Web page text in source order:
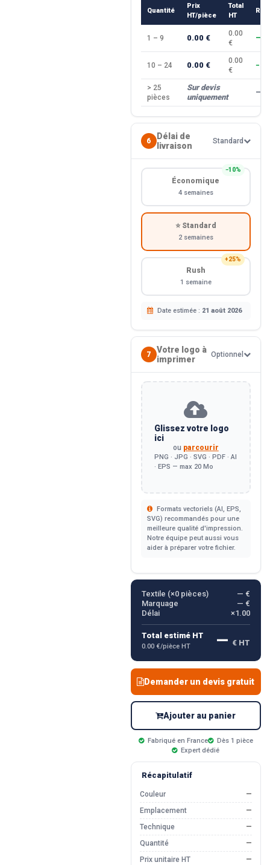
Quantité
Prix
HT/pièce
Total
HT
1 – 9 0.00 €
0.00
€
—
10 – 24 0.00 €
0.00
€
> 25
pièces
Sur devis
uniquement
—
6
Délai de
livraison
Standard
−10%
Économique
4 semaines
⭐ Standard
2 semaines
+25%
Rush
1 semaine
Date estimée : 21 août 2026
7
Votre logo à
imprimer
Optionnel
Glissez votre logo
ici
ou parcourir
PNG · JPG · SVG · PDF · AI
· EPS — max 20 Mo
Formats vectoriels (AI, EPS,
SVG) recommandés pour une
meilleure qualité d'impression.
Notre équipe peut aussi vous
aider à préparer votre fichier.
Textile (×0pièces)
— €
Marquage
— €
Délai
×1.00
Total estimé HT
0.00 €/pièce HT — € HT
Demander un devis gratuit
Ajouter au panier
Fabriqué en France
Dès 1 pièce
Expert dédié
Récapitulatif
Couleur
—
Emplacement
—
Technique
—
Quantité
—
Prix unitaire HT
—